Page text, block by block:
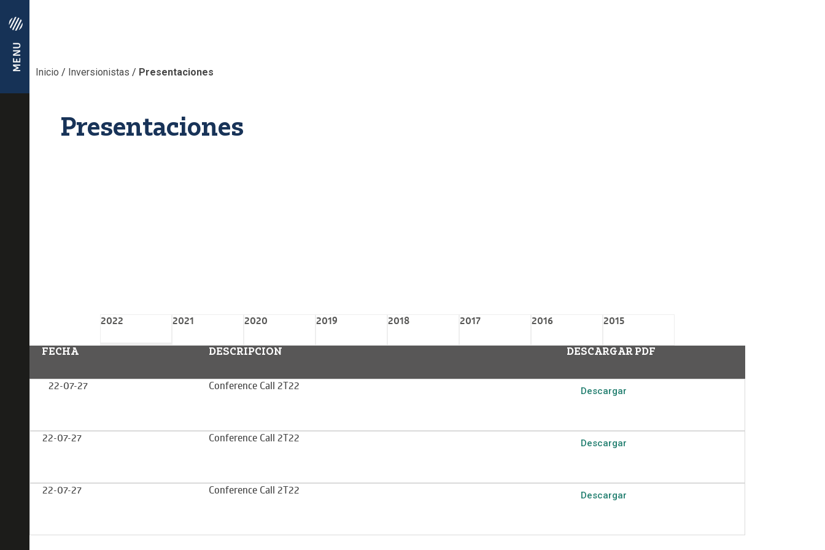
Inicio / Inversionistas / Presentaciones
Presentaciones
2022 2021 2020 2019 2018 2017 2016 2015
FECHA DESCRIPCION DESCARGAR PDF
22-07-27 Conference Call 2T22 Descargar
22-07-27 Conference Call 2T22 Descargar
22-07-27 Conference Call 2T22 Descargar